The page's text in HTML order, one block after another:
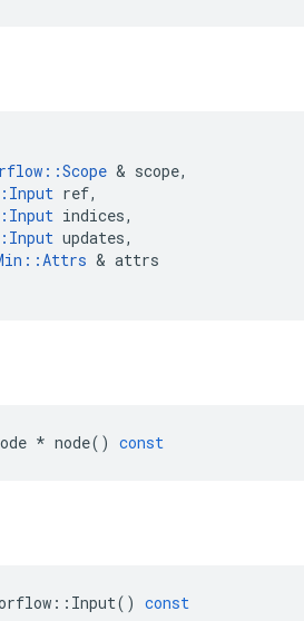
::Scope & scope,
Input ref,
Input indices,
Input updates,
::Attrs & attrs
* node() const
:: Input() const